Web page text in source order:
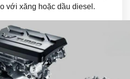
với xăng hoặc dầu diesel.